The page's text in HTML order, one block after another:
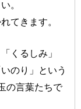
。
てきます。
くるしみ」
のり」という
の言葉たちで